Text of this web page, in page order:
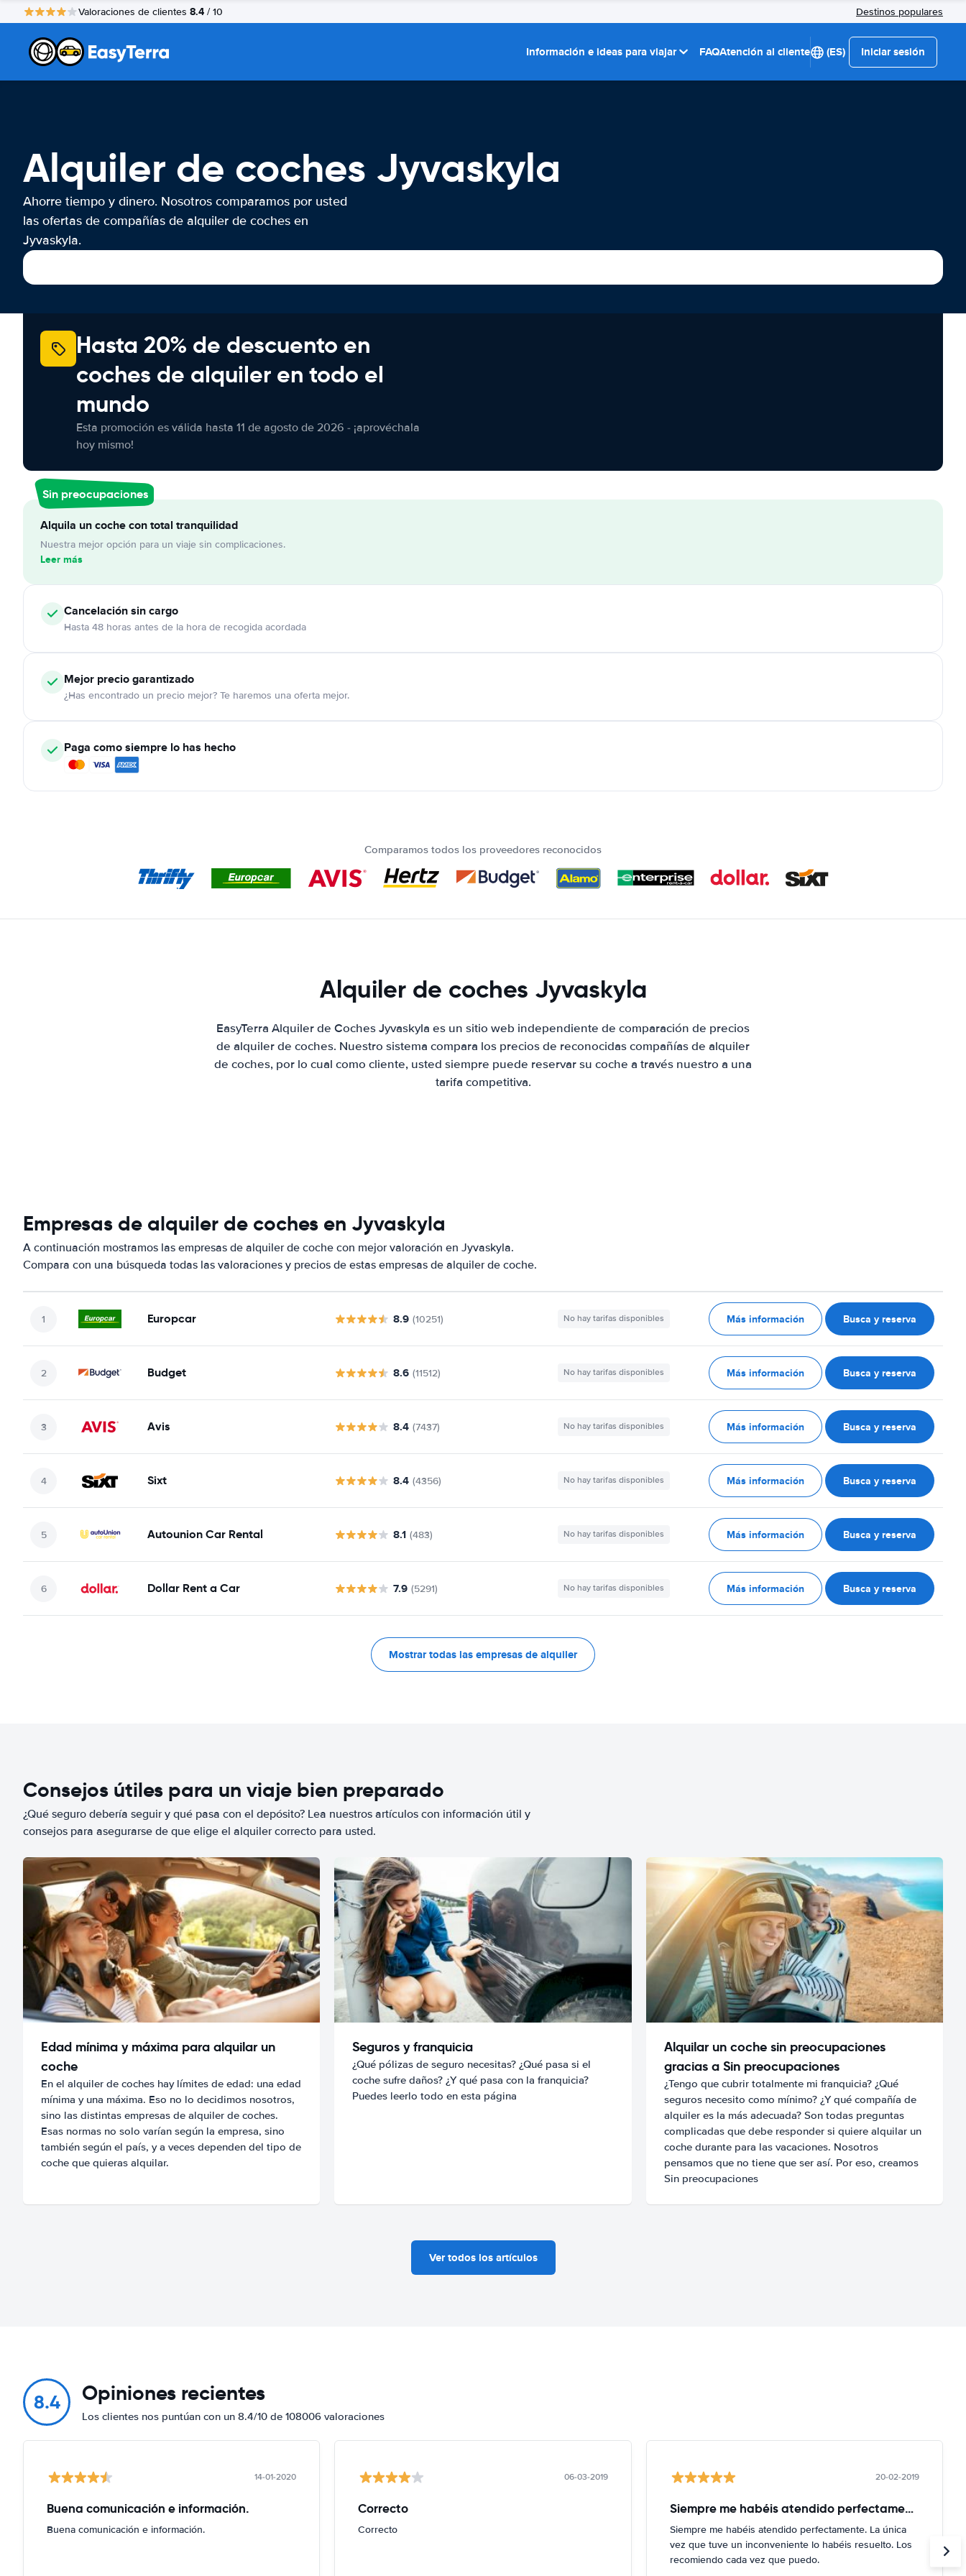
Valoraciones de clientes 8.4 / 10 Destinos populares
Información e ideas para viajar FAQAtención al cliente (ES) Iniciar sesión
Alquiler de coches Jyvaskyla
Ahorre tiempo y dinero. Nosotros comparamos por usted
las ofertas de compañías de alquiler de coches en
Jyvaskyla.
Hasta 20% de descuento en
coches de alquiler en todo el
mundo
Esta promoción es válida hasta 11 de agosto de 2026 - ¡aprovéchala
hoy mismo!
Sin preocupaciones
Alquila un coche con total tranquilidad
Nuestra mejor opción para un viaje sin complicaciones.
Leer más
Cancelaciónsin cargo
Hasta 48 horas antes de la hora de recogida acordada
Mejor precio garantizado
¿Has encontrado un precio mejor? Te haremos una oferta mejor.
Paga como siempre lo has hecho
Comparamos todos los proveedores reconocidos
Alquiler de coches Jyvaskyla
EasyTerra Alquiler de Coches Jyvaskyla es un sitio web independiente de comparación de precios
de alquiler de coches. Nuestro sistema compara los precios de reconocidas compañías de alquiler
de coches, por lo cual como cliente, usted siempre puede reservar su coche a través nuestro a una
tarifa competitiva.
Empresas de alquiler de coches en Jyvaskyla
A continuación mostramos las empresas de alquiler de coche con mejor valoración en Jyvaskyla.
Compara con una búsqueda todas las valoraciones y precios de estas empresas de alquiler de coche.
Europcar 8.9 (10251) No hay tarifas disponibles Más información Busca y reserva
Budget 8.6 (11512) No hay tarifas disponibles Más información Busca y reserva
Avis 8.4 (7437) No hay tarifas disponibles Más información Busca y reserva
Sixt 8.4 (4356) No hay tarifas disponibles Más información Busca y reserva
Autounion Car Rental 8.1 (483) No hay tarifas disponibles Más información Busca y reserva
Dollar Rent a Car 7.9 (5291) No hay tarifas disponibles Más información Busca y reserva
Mostrar todas las empresas de alquiler
Consejos útiles para un viaje bien preparado
¿Qué seguro debería seguir y qué pasa con el depósito? Lea nuestros artículos con información útil y
consejos para asegurarse de que elige el alquiler correcto para usted.
Edad mínima y máxima para alquilar un
coche
En el alquiler de coches hay límites de edad: una edad
mínima y una máxima. Eso no lo decidimos nosotros,
sino las distintas empresas de alquiler de coches.
Esas normas no solo varían según la empresa, sino
también según el país, y a veces dependen del tipo de
coche que quieras alquilar.
Seguros y franquicia
¿Qué pólizas de seguro necesitas? ¿Qué pasa si el
coche sufre daños? ¿Y qué pasa con la franquicia?
Puedes leerlo todo en esta página
Alquilar un coche sin preocupaciones
gracias a Sin preocupaciones
¿Tengo que cubrir totalmente mi franquicia? ¿Qué
seguros necesito como mínimo? ¿Y qué compañía de
alquiler es la más adecuada? Son todas preguntas
complicadas que debe responder si quiere alquilar un
coche durante para las vacaciones. Nosotros
pensamos que no tiene que ser así. Por eso, creamos
Sin preocupaciones
Ver todos los artículos
8.4 Opiniones recientes
Los clientes nos puntúan con un 8.4/10 de 108006 valoraciones
14-01-2020
Buena comunicación e información.
Buena comunicación e información.
06-03-2019
Correcto
Correcto
20-02-2019
Siempre me habéis atendido perfectamente
Siempre me habéis atendido perfectamente. La única
vez que tuve un inconveniente lo habéis resuelto. Los
recomiendo cada vez que puedo.